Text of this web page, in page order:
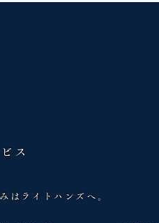
ス
はライトハンズへ。